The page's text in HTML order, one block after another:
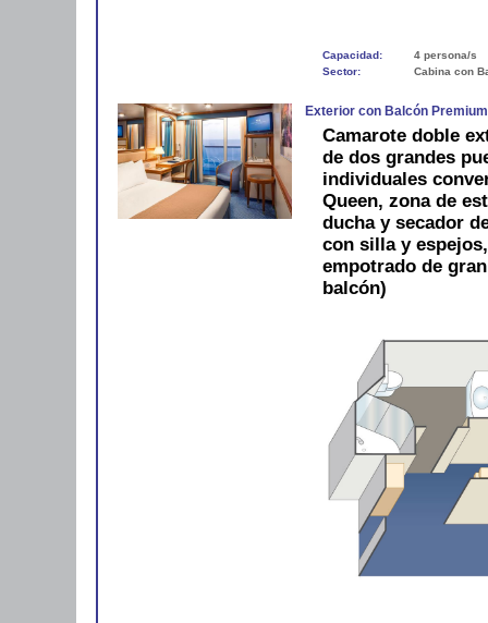
Capacidad:
4 persona/s
Sector:
Cabina con
Exterior con Balcón
Camarote doble
de dos grandes
individuales
Queen, zona de
ducha y secador
con silla y
empotrado de
balcón)